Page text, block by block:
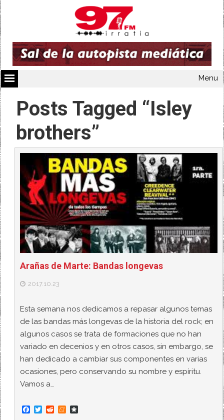
Menu
Posts Tagged “Isley
brothers”
Arañas de Marte: Bandas longevas
2017.10.23
Esta semana nos dedicamos a repasar algunos temas
de las bandas más longevas de la historia del rock; en
algunos casos se trata de formaciones que no han
variado en decenios y en otros casos, sin embargo, se
han dedicado a cambiar sus componentes en varias
ocasiones, pero conservando su nombre y espíritu.
Vamos a…
F
T
R
M